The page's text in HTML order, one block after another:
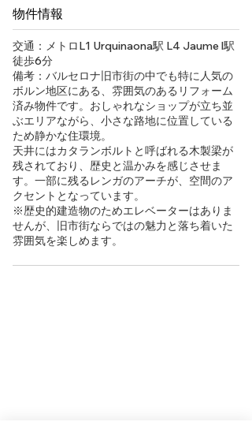
物件情報
交通：メトロL1 Urquinaona駅 L4 Jaume l駅
徒歩6分
備考：バルセロナ旧市街の中でも特に人気の
ボルン地区にある、雰囲気のあるリフォーム
済み物件です。おしゃれなショップが立ち並
ぶエリアながら、小さな路地に位置している
ため静かな住環境。
天井にはカタランボルトと呼ばれる木製梁が
残されており、歴史と温かみを感じさせま
す。一部に残るレンガのアーチが、空間のア
クセントとなっています。
※歴史的建造物のためエレベーターはありま
せんが、旧市街ならではの魅力と落ち着いた
雰囲気を楽しめます。